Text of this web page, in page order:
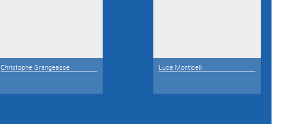
Christophe Grangeasse Luca Monticelli